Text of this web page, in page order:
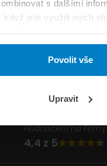
s dalšími
když jste využili jejich
svůj souhlas.
Povolit vše
Upravit
Napište nám
Hodnocení na
4,4 z 5